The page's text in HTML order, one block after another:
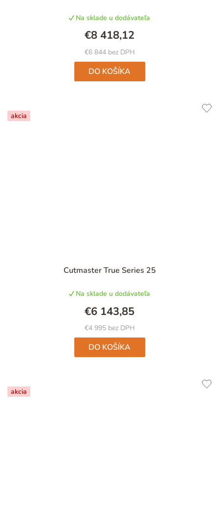
Na sklade u dodávateľa
€6 844 bez DPH
€8 418,12
DO KOŠÍKA
akcia
Cutmaster True Series 25
Na sklade u dodávateľa
€4 995 bez DPH
€6 143,85
DO KOŠÍKA
akcia